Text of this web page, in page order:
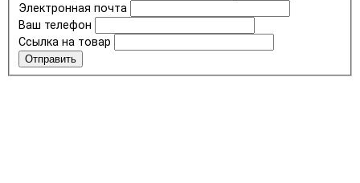
Электронная почта
Ваш телефон
Ссылка на товар
Отправить